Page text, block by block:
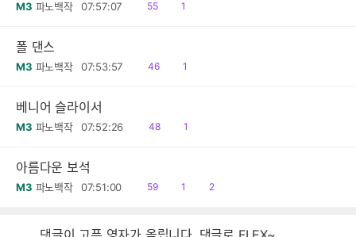
M3 파노백작 07:57:07
읽
55
댓1
폴 댄스
M3 파노백작 07:53:57
읽
46
댓1
베니어 슬라이서
M3 파노백작 07:52:26
읽
48
댓1
아름다운 보석
M3 파노백작 07:51:00
읽
59
공1
댓
2